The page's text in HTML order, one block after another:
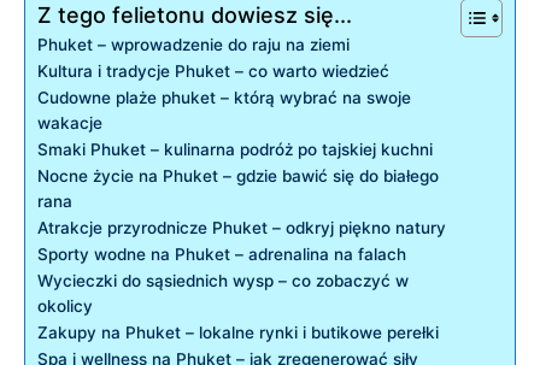
Z tego felietonu dowiesz się...
Phuket –‌ wprowadzenie⁢ do raju na ziemi
Kultura i tradycje ‍Phuket ‌– co warto ⁤wiedzieć
Cudowne plaże ⁢phuket –⁢ którą wybrać na ‍swoje
wakacje
Smaki Phuket – kulinarna podróż po tajskiej ‍kuchni
Nocne życie na⁢ Phuket⁤ – gdzie bawić ⁤się⁢ do białego
rana
Atrakcje przyrodnicze Phuket ⁣– odkryj‍ piękno natury
Sporty⁤ wodne na‍ Phuket – adrenalina ​na falach
Wycieczki do⁣ sąsiednich ​wysp – co⁢ zobaczyć⁤ w
okolicy
Zakupy na Phuket – lokalne rynki i⁣ butikowe perełki
Spa⁤ i⁢ wellness na Phuket⁣ – jak zregenerować siły